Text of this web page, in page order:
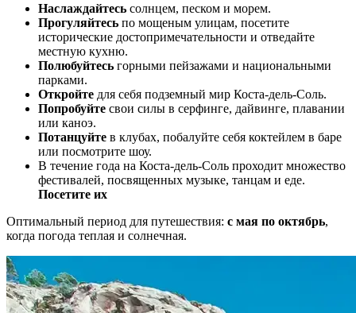
Наслаждайтесь солнцем, песком и морем.
Прогуляйтесь по мощеным улицам, посетите
исторические достопримечательности и отведайте
местную кухню.
Полюбуйтесь горными пейзажами и национальными
парками.
Откройте для себя подземный мир Коста-дель-Соль.
Попробуйте свои силы в серфинге, дайвинге, плавании
или каноэ.
Потанцуйте в клубах, побалуйте себя коктейлем в баре
или посмотрите шоу.
В течение года на Коста-дель-Соль проходит множество
фестивалей, посвященных музыке, танцам и еде.
Посетите их
Оптимальный период для путешествия: с мая по октябрь,
когда погода теплая и солнечная.